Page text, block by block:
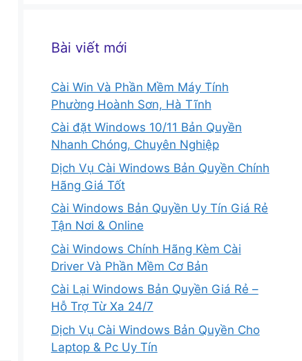
Bài viết mới
Cài Win Và Phần Mềm Máy Tính
Phường Hoành Sơn, Hà Tĩnh
Cài đặt Windows 10/11 Bản Quyền
Nhanh Chóng, Chuyên Nghiệp
Dịch Vụ Cài Windows Bản Quyền Chính
Hãng Giá Tốt
Cài Windows Bản Quyền Uy Tín Giá Rẻ
Tận Nơi & Online
Cài Windows Chính Hãng Kèm Cài
Driver Và Phần Mềm Cơ Bản
Cài Lại Windows Bản Quyền Giá Rẻ –
Hỗ Trợ Từ Xa 24/7
Dịch Vụ Cài Windows Bản Quyền Cho
Laptop & Pc Uy Tín